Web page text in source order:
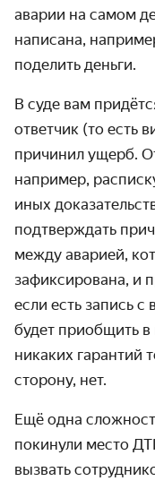
аварии на самом
написана,
поделить деньги.
В суде вам
ответчик (то есть
причинил ущерб.
например,
иных
подтверждать
между аварией,
зафиксирована, и
если есть запись
будет приобщить в
никаких гарантий
сторону, нет.
Ещё одна
покинули место
вызвать